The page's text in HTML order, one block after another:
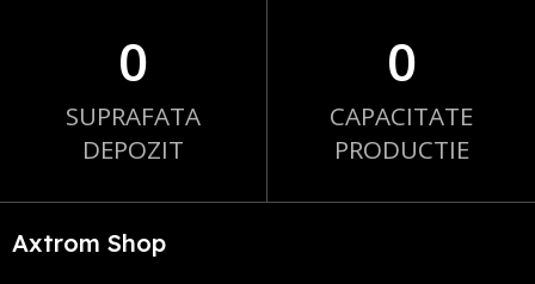
0
SUPRAFATA
DEPOZIT
0
CAPACITATE
PRODUCTIE
Axtrom Shop